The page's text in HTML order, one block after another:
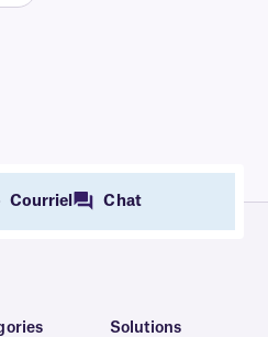
Courriel Chat
Solutions